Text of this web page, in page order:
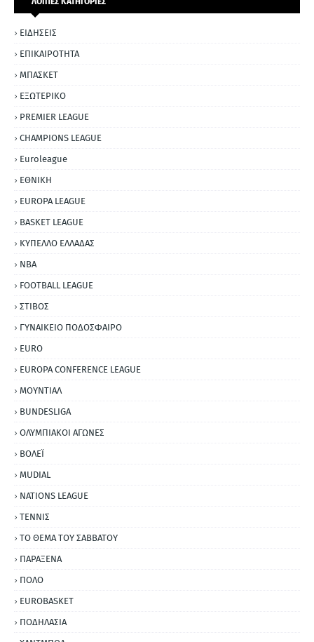
ΕΙΔΗΣΕΙΣ
ΕΠΙΚΑΙΡΟΤΗΤΑ
ΜΠΑΣΚΕΤ
ΕΞΩΤΕΡΙΚΟ
PREMIER LEAGUE
CHAMPIONS LEAGUE
Euroleague
ΕΘΝΙΚΗ
EUROPA LEAGUE
BASKET LEAGUE
ΚΥΠΕΛΛΟ ΕΛΛΑΔΑΣ
NBA
FOOTBALL LEAGUE
ΣΤΙΒΟΣ
ΓΥΝΑΙΚΕΙΟ ΠΟΔΟΣΦΑΙΡΟ
EURO
EUROPA CONFERENCE LEAGUE
ΜΟΥΝΤΙΑΛ
BUNDESLIGA
ΟΛΥΜΠΙΑΚΟΙ ΑΓΩΝΕΣ
ΒΟΛΕΪ
MUDIAL
NATIONS LEAGUE
ΤΕΝΝΙΣ
ΤΟ ΘΕΜΑ ΤΟΥ ΣΑΒΒΑΤΟΥ
ΠΑΡΑΞΕΝΑ
ΠΟΛΟ
EUROBASKET
ΠΟΔΗΛΑΣΙΑ